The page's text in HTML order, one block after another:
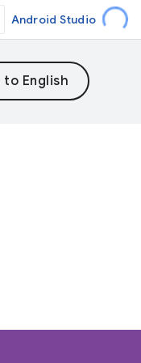
Android Studio